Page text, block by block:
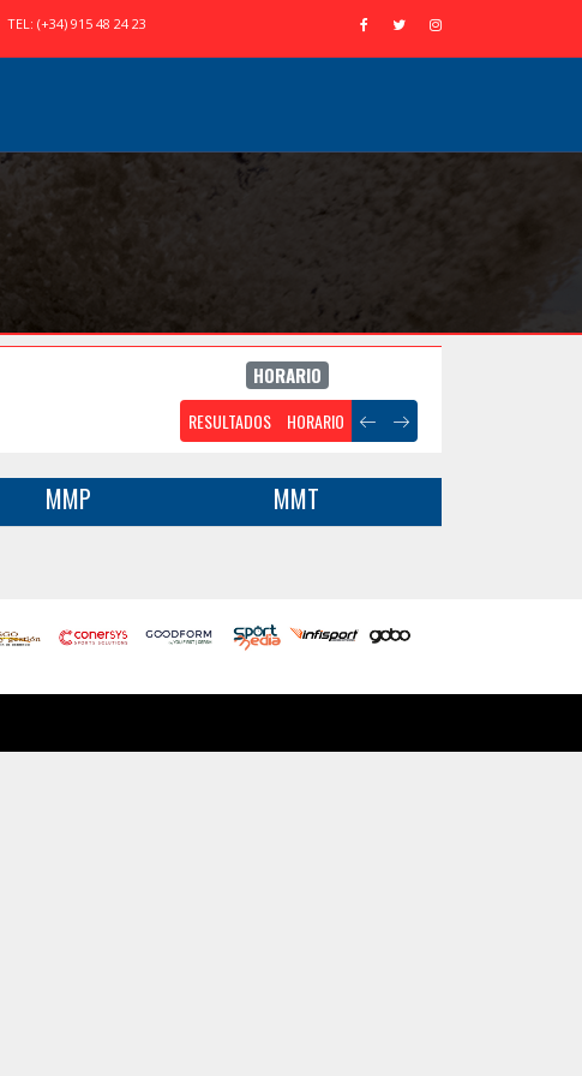
TEL: (+34) 915 48 24 23
HORARIO
RESULTADOS HORARIO
MMP MMT